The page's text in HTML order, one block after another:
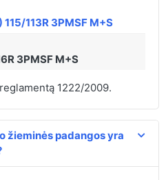
113R 3PMSF M+S
3PMSF M+S
1222/2009.
žieminės padangos yra